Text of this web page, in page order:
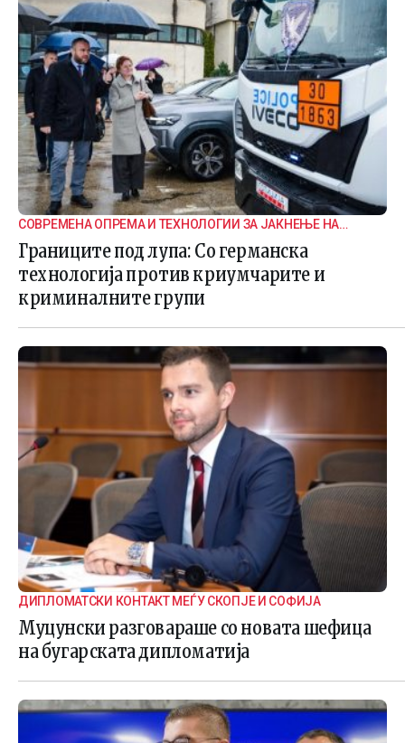
СОВРЕМЕНА ОПРЕМА И ТЕХНОЛОГИИ ЗА ЈАКНЕЊЕ НА
ГРАНИЧНАТА БЕЗБЕДНОСТ
Границите под лупа: Со германска
технологија против криумчарите и
криминалните групи
ДИПЛОМАТСКИ КОНТАКТ МЕЃУ СКОПЈЕ И СОФИЈА
Муцунски разговараше со новата шефица
на бугарската дипломатија